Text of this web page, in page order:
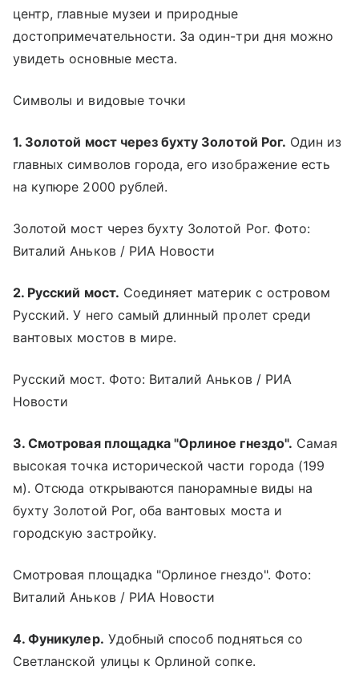
центр, главные музеи и природные
достопримечательности. За один-три дня можно
увидеть основные места.
Символы и видовые точки
1. Золотой мост через бухту Золотой Рог. Один из
главных символов города, его изображение есть
на купюре 2000 рублей.
Золотой мост через бухту Золотой Рог. Фото:
Виталий Аньков / РИА Новости
2. Русский мост. Соединяет материк с островом
Русский. У него самый длинный пролет среди
вантовых мостов в мире.
Русский мост. Фото: Виталий Аньков / РИА
Новости
3. Смотровая площадка "Орлиное гнездо". Самая
высокая точка исторической части города (199
м). Отсюда открываются панорамные виды на
бухту Золотой Рог, оба вантовых моста и
городскую застройку.
Смотровая площадка "Орлиное гнездо". Фото:
Виталий Аньков / РИА Новости
4. Фуникулер. Удобный способ подняться со
Светланской улицы к Орлиной сопке.